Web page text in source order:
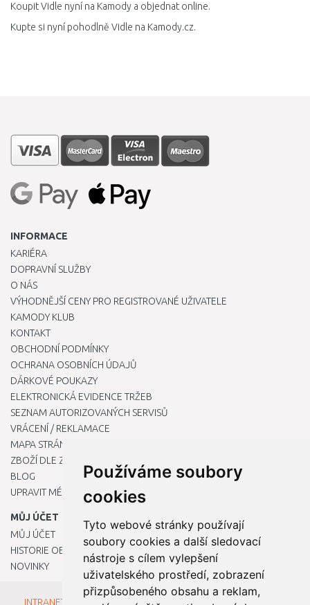
Používáme soubory
cookies
Tyto webové stránky používají
soubory cookies a další sledovací
nástroje s cílem vylepšení
uživatelského prostředí, zobrazení
přizpůsobeného obsahu a reklam,
Koupit Vidle nyní na Kamody a objednat online.
Kupte si nyní pohodlně Vidle na Kamody.cz.
INFORMACE
KARIÉRA
DOPRAVNÍ SLUŽBY
O NÁS
VÝHODNĚJŠÍ CENY PRO REGISTROVANÉ UŽIVATELE
KAMODY KLUB
KONTAKT
OBCHODNÍ PODMÍNKY
OCHRANA OSOBNÍCH ÚDAJŮ
DÁRKOVÉ POUKAZY
ELEKTRONICKÁ EVIDENCE TRŽEB
SEZNAM AUTORIZOVANÝCH SERVISŮ
VRÁCENÍ / REKLAMACE
MAPA STRÁNKY
ZBOŽÍ DLE ZNAČEK
BLOG
UPRAVIT MÉ PŘEDVOLBY COOKIES
MŮJ ÚČET
MŮJ ÚČET
HISTORIE OBJEDNÁVEK
NOVINKY
INTRANET - Přihlášení pro zaměstnance